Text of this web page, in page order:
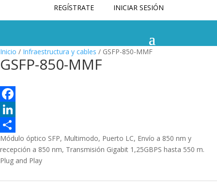
REGÍSTRATE INICIAR SESIÓN
Inicio / Infraestructura y cables / GSFP-850-MMF
GSFP-850-MMF
F
a
c
L
iC
Módulo óptico SFP, Multimodo, Puerto LC, Envío a 850 nm y
recepción a 850 nm, Transmisión Gigabit 1,25GBPS hasta 550 m.
Plug and Play